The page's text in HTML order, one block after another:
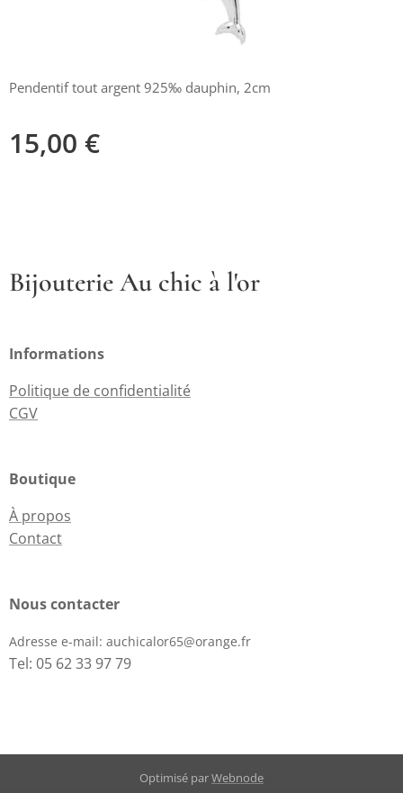
Pendentif tout argent 925‰ dauphin, 2cm
15,00 €
Bijouterie Au chic à l'or
Informations
Politique de confidentialité
CGV
Boutique
À propos
Contact
Nous contacter
Adresse e-mail: auchicalor65@orange.fr
Tel: 05 62 33 97 79
Optimisé parWebnode